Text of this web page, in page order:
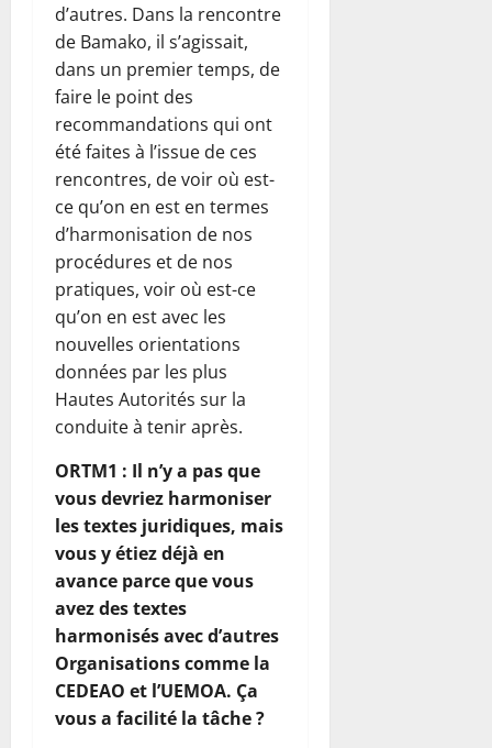
d’autres. Dans la rencontre
de Bamako, il s’agissait,
dans un premier temps, de
faire le point des
recommandations qui ont
été faites à l’issue de ces
rencontres, de voir où est-
ce qu’on en est en termes
d’harmonisation de nos
procédures et de nos
pratiques, voir où est-ce
qu’on en est avec les
nouvelles orientations
données par les plus
Hautes Autorités sur la
conduite à tenir après.
ORTM1 : Il n’y a pas que
vous devriez harmoniser
les textes juridiques, mais
vous y étiez déjà en
avance parce que vous
avez des textes
harmonisés avec d’autres
Organisations comme la
CEDEAO et l’UEMOA. Ça
vous a facilité la tâche ?